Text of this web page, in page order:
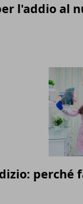
l'addio al
perché